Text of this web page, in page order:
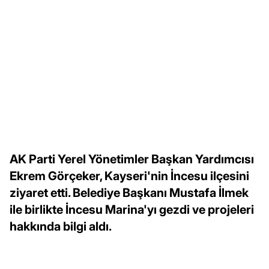
AK Parti Yerel Yönetimler Başkan Yardımcısı
Ekrem Görçeker, Kayseri'nin İncesu ilçesini
ziyaret etti. Belediye Başkanı Mustafa İlmek
ile birlikte İncesu Marina'yı gezdi ve projeleri
hakkında bilgi aldı.